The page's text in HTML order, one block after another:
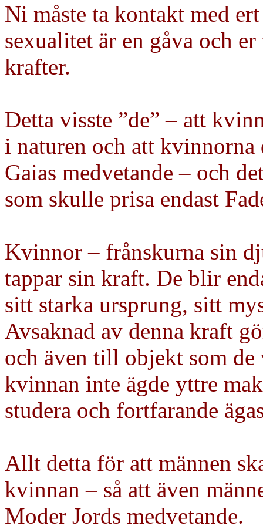
Ni måste ta kontakt med
sexualitet är en gåva och
krafter.
Detta visste ”de” – att
i naturen och att
Gaias medvetande – och
som skulle prisa endast
Kvinnor – frånskurna sin
tappar sin kraft. De blir
sitt starka ursprung, sitt
Avsaknad av denna kraft
och även till objekt som
kvinnan inte ägde yttre
studera och fortfarande
Allt detta för att männen
kvinnan – så att även
Moder Jords medvetande.